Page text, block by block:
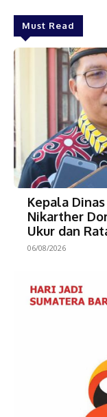
Must Read
Kepala
Nikarther
Ukur dan
06/08/2026